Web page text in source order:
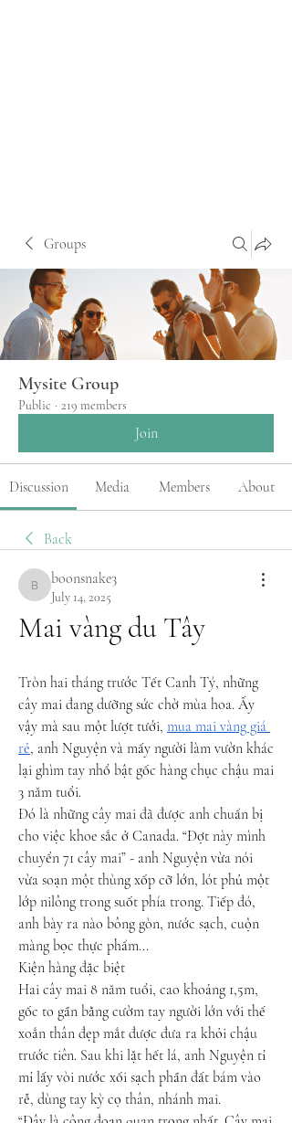
Groups
Mysite Group
Public · 219 members
Join
Discussion Media Members About
Back
boonsnake3
boonsnake3
July 14, 2025
Mai vàng du Tây
Tròn hai tháng trước Tết Canh Tý, những
cây mai đang dưỡng sức chờ mùa hoa. Ấy
vậy mà sau một lượt tưới, mua mai vàng giá
rẻ, anh Nguyện và mấy người làm vườn khác
lại ghìm tay nhổ bật gốc hàng chục chậu mai
3 năm tuổi.
Đó là những cây mai đã được anh chuẩn bị
cho việc khoe sắc ở Canada. “Đợt này mình
chuyển 71 cây mai” - anh Nguyện vừa nói
vừa soạn một thùng xốp cỡ lớn, lót phủ một
lớp nilông trong suốt phía trong. Tiếp đó,
anh bày ra nào bông gòn, nước sạch, cuộn
màng bọc thực phẩm...
Kiện hàng đặc biệt
Hai cây mai 8 năm tuổi, cao khoảng 1,5m,
gốc to gần bằng cườm tay người lớn với thế
xoắn thân đẹp mắt được đưa ra khỏi chậu
trước tiên. Sau khi lặt hết lá, anh Nguyện tỉ
mỉ lấy vòi nước xối sạch phần đất bám vào
rễ, dùng tay kỳ cọ thân, nhánh mai.